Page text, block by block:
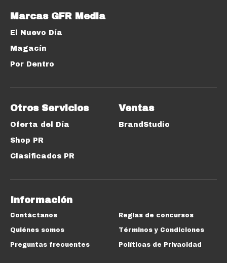
Marcas GFR Media
El Nuevo Día
Magacín
Por Dentro
Otros Servicios
Oferta del Día
Shop PR
Clasificados PR
Ventas
BrandStudio
Información
Contáctanos
Quiénes somos
Preguntas frecuentes
Reglas de concursos
Términos y Condiciones
Políticas de Privacidad